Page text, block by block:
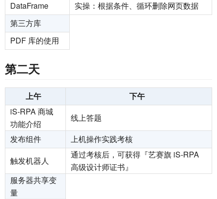
DataFrame
实操：根据条件、循环删除网页数据
第三方库
PDF 库的使用
第二天
上午
下午
iS-RPA 商城
功能介绍
线上答题
发布组件
上机操作实践考核
触发机器人
通过考核后，可获得『艺赛旗 iS-RPA
高级设计师证书』
服务器共享变
量